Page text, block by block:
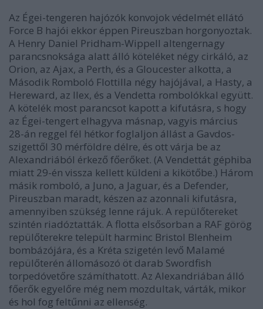
Az Égei-tengeren hajózók konvojok védelmét ellátó
Force B hajói ekkor éppen Pireuszban horgonyoztak.
A Henry Daniel Pridham-Wippell altengernagy
parancsnoksága alatt álló köteléket négy cirkáló, az
Orion, az Ajax, a Perth, és a Gloucester alkotta, a
Második Romboló Flottilla négy hajójával, a Hasty, a
Hereward, az Ilex, és a Vendetta rombolókkal együtt.
A kötelék most parancsot kapott a kifutásra, s hogy
az Égei-tengert elhagyva másnap, vagyis március
28-án reggel fél hétkor foglaljon állást a Gavdos-
szigettől 30 mérföldre délre, és ott várja be az
Alexandriából érkező főerőket. (A Vendettát géphiba
miatt 29-én vissza kellett küldeni a kikötőbe.) Három
másik romboló, a Juno, a Jaguar, és a Defender,
Pireuszban maradt, készen az azonnali kifutásra,
amennyiben szükség lenne rájuk. A repülőtereket
szintén riadóztatták. A flotta elsősorban a RAF görög
repülőterekre települt harminc Bristol Blenheim
bombázójára, és a Kréta szigetén levő Malamé
repülőterén állomásozó öt darab Swordfish
torpedóvetőre számíthatott. Az Alexandriában álló
főerők egyelőre még nem mozdultak, várták, mikor
és hol fog feltűnni az ellenség.